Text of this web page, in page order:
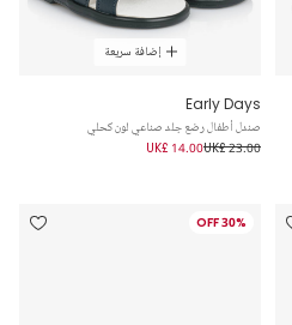
إضافة سريعة
Early Days
صندل أطفال رضع جلد صناعي لون كحلي
UK£ 23.00
UK£ 14.00
30% OFF